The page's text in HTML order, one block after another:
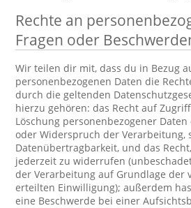
Rechte an
Fragen oder
Wir teilen dir mit, dass du in Bezug
personenbezogenen Daten die
durch die geltenden
hierzu gehören: das Recht auf
Löschung personenbezogener
oder Widerspruch der Verarbeitung,
Datenübertragbarkeit, und das
jederzeit zu widerrufen
der Verarbeitung auf Grundlage der
erteilten Einwilligung); außerdem
eine Beschwerde bei einer